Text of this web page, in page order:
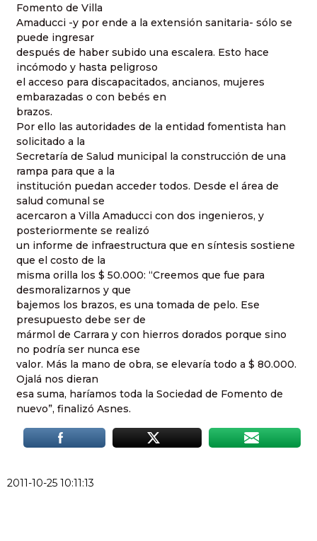
Fomento de Villa
Amaducci -y por ende a la extensión sanitaria- sólo se
puede ingresar
después de haber subido una escalera. Esto hace
incómodo y hasta peligroso
el acceso para discapacitados, ancianos, mujeres
embarazadas o con bebés en
brazos.
Por ello las autoridades de la entidad fomentista han
solicitado a la
Secretaría de Salud municipal la construcción de una
rampa para que a la
institución puedan acceder todos. Desde el área de
salud comunal se
acercaron a Villa Amaducci con dos ingenieros, y
posteriormente se realizó
un informe de infraestructura que en síntesis sostiene
que el costo de la
misma orilla los $ 50.000: “Creemos que fue para
desmoralizarnos y que
bajemos los brazos, es una tomada de pelo. Ese
presupuesto debe ser de
mármol de Carrara y con hierros dorados porque sino
no podría ser nunca ese
valor. Más la mano de obra, se elevaría todo a $ 80.000.
Ojalá nos dieran
esa suma, haríamos toda la Sociedad de Fomento de
nuevo”, finalizó Asnes.
2011-10-25 10:11:13